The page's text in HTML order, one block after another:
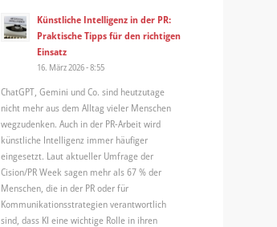
Künstliche Intelligenz in der PR:
Praktische Tipps für den richtigen
Einsatz
16. März 2026 - 8:55
ChatGPT, Gemini und Co. sind heutzutage
nicht mehr aus dem Alltag vieler Menschen
wegzudenken. Auch in der PR-Arbeit wird
künstliche Intelligenz immer häufiger
eingesetzt. Laut aktueller Umfrage der
Cision/PR Week sagen mehr als 67 % der
Menschen, die in der PR oder für
Kommunikationsstrategien verantwortlich
sind, dass KI eine wichtige Rolle in ihren